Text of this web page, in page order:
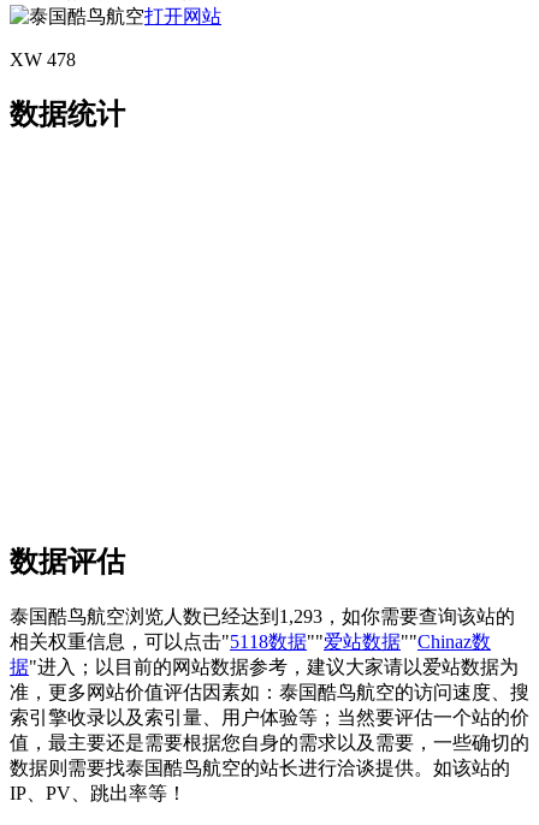
打开网站
XW 478
数据统计
数据评估
泰国酷鸟航空浏览人数已经达到1,293，如你需要查询该站的
相关权重信息，可以点击"5118数据""爱站数据""Chinaz数
据"进入；以目前的网站数据参考，建议大家请以爱站数据为
准，更多网站价值评估因素如：泰国酷鸟航空的访问速度、搜
索引擎收录以及索引量、用户体验等；当然要评估一个站的价
值，最主要还是需要根据您自身的需求以及需要，一些确切的
数据则需要找泰国酷鸟航空的站长进行洽谈提供。如该站的
IP、PV、跳出率等！